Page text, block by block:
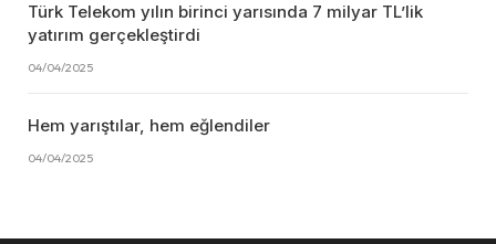
Türk Telekom yılın birinci yarısında 7 milyar TL’lik
yatırım gerçekleştirdi
04/04/2025
Hem yarıştılar, hem eğlendiler
04/04/2025